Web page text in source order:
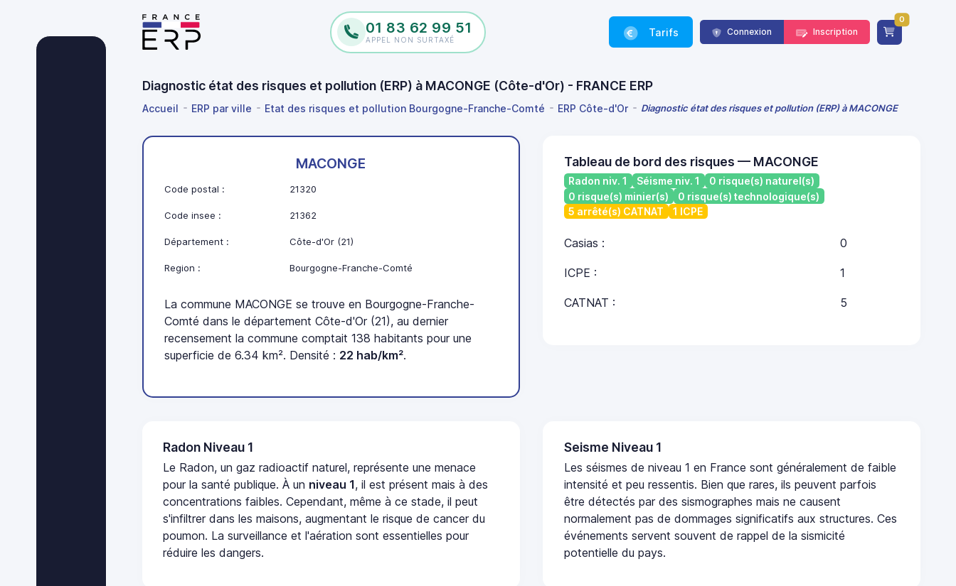
01 83 62 99 51
APPEL NON SURTAXÉ
Tarifs Connexion Inscription
0
Diagnostic état des risques et pollution (ERP) à MACONGE (Côte-d'Or) - FRANCE ERP
Accueil ERP par ville Etat des risques et pollution Bourgogne-Franche-Comté ERP Côte-d'Or Diagnostic état des risques et pollution (ERP) à MACONGE
MACONGE
Code postal : 21320
Code insee : 21362
Département : Côte-d'Or (21)
Region : Bourgogne-Franche-Comté
La commune MACONGE se trouve en Bourgogne-Franche-
Comté dans le département Côte-d'Or (21), au dernier
recensement la commune comptait 138 habitants pour une
superficie de 6.34 km². Densité : 22 hab/km².
Tableau de bord des risques — MACONGE
Radon niv. 1 Séisme niv. 1
0 risque(s) naturel(s)
0 risque(s) minier(s)
0 risque(s) technologique(s)
5 arrêté(s) CATNAT
1 ICPE
Casias : 0
ICPE : 1
CATNAT : 5
Radon Niveau 1
Le Radon, un gaz radioactif naturel, représente une menace
pour la santé publique. À un niveau 1, il est présent mais à des
concentrations faibles. Cependant, même à ce stade, il peut
s'infiltrer dans les maisons, augmentant le risque de cancer du
poumon. La surveillance et l'aération sont essentielles pour
réduire les dangers.
Seisme Niveau 1
Les séismes de niveau 1 en France sont généralement de faible
intensité et peu ressentis. Bien que rares, ils peuvent parfois
être détectés par des sismographes mais ne causent
normalement pas de dommages significatifs aux structures. Ces
événements servent souvent de rappel de la sismicité
potentielle du pays.